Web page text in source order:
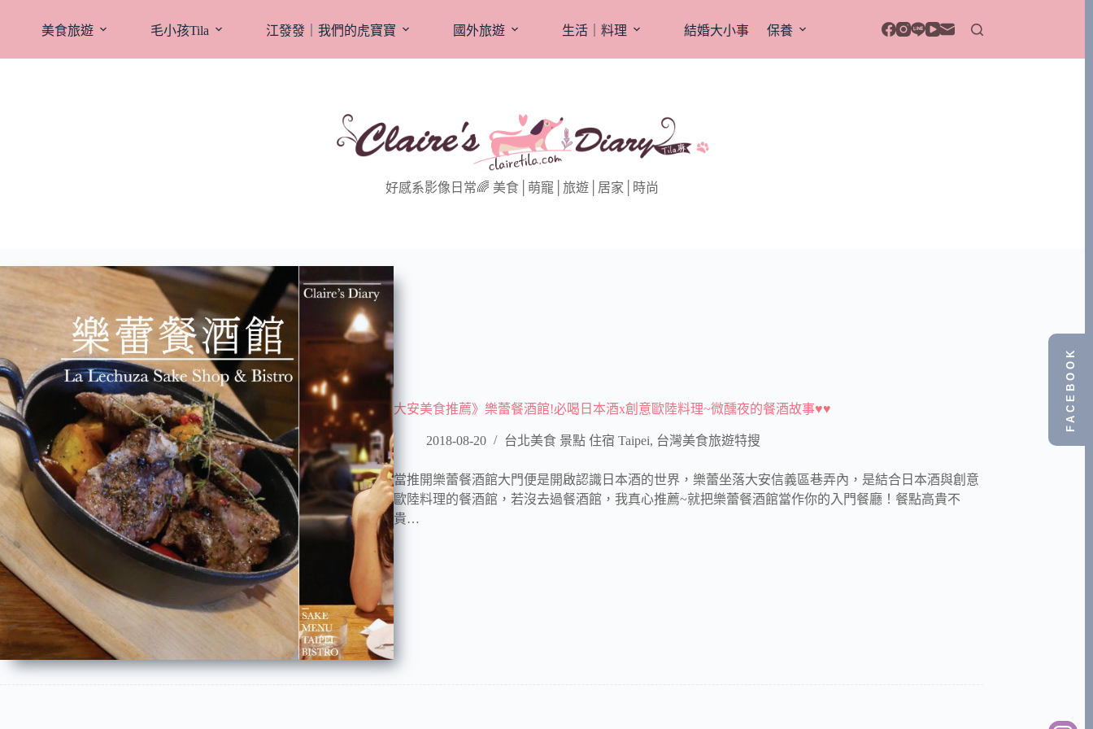
美食旅遊 毛小孩Tila 江發發｜我們的虎寶寶 國外旅遊 生活｜料理 結婚大小事 保養
好感系影像日常🌈 美食│萌寵│旅遊│居家│時尚
大安美食推薦》樂蕾餐酒館!必喝日本酒x創意歐陸料理~微醺夜的餐酒故事♥♥
2018-08-20 台北美食 景點 住宿 Taipei, 台灣美食旅遊特搜
當推開樂蕾餐酒館大門便是開啟認識日本酒的世界，樂蕾坐落大安信義區巷弄內，是結合日本酒與創意
歐陸料理的餐酒館，若沒去過餐酒館，我真心推薦~就把樂蕾餐酒館當作你的入門餐廳！餐點高貴不
貴…
FACEBOOK